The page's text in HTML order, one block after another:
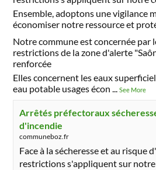
Ensemble, adoptons une vigilance
économiser notre ressource et
Notre commune est concernée par
restrictions de la zone d'alerte
renforcée
Elles concernent les eaux
eau potable usages écon ...See More
Arrêtés préfectoraux
d'incendie
communeboz.fr
Face à la sécheresse et au risque
restrictions s'appliquent sur notre